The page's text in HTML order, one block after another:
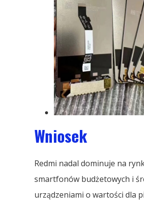
Wniosek
Redmi nadal dominuje na
smartfonów budżetowych i
urządzeniami o wartości dla